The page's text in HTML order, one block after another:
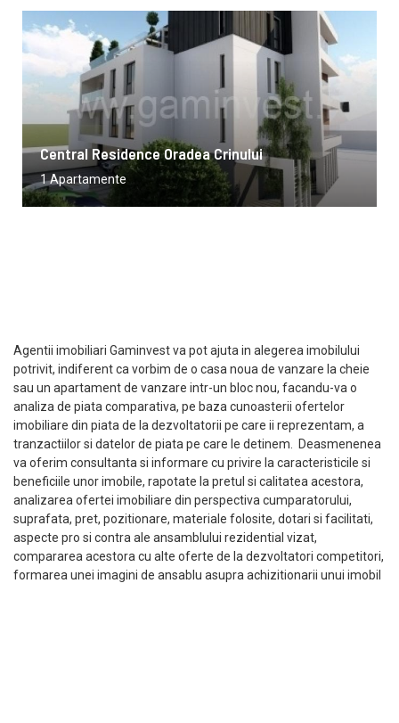
Central Residence Oradea Crinului
1 Apartamente
Agentii imobiliari Gaminvest va pot ajuta in alegerea imobilului
potrivit, indiferent ca vorbim de o casa noua de vanzare la cheie
sau un apartament de vanzare intr-un bloc nou, facandu-va o
analiza de piata comparativa, pe baza cunoasterii ofertelor
imobiliare din piata de la dezvoltatorii pe care ii reprezentam, a
tranzactiilor si datelor de piata pe care le detinem. Deasmenenea
va oferim consultanta si informare cu privire la caracteristicile si
beneficiile unor imobile, rapotate la pretul si calitatea acestora,
analizarea ofertei imobiliare din perspectiva cumparatorului,
suprafata, pret, pozitionare, materiale folosite, dotari si facilitati,
aspecte pro si contra ale ansamblului rezidential vizat,
compararea acestora cu alte oferte de la dezvoltatori competitori,
formarea unei imagini de ansablu asupra achizitionarii unui imobil